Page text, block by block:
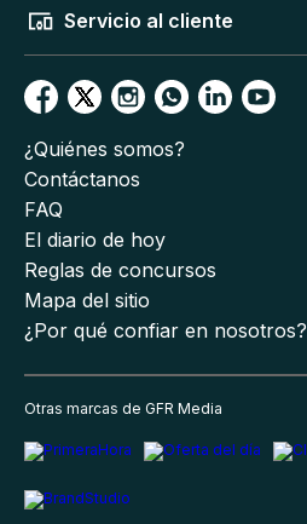
Servicio al cliente
¿Quiénes somos?
Contáctanos
FAQ
El diario de hoy
Reglas de concursos
Mapa del sitio
¿Por qué confiar en nosotros?
Otras marcas de GFR Media